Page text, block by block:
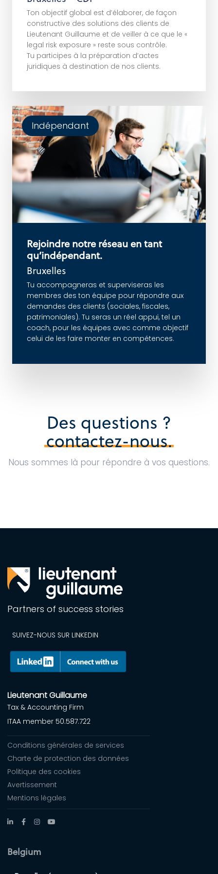
Ton objectif global est d’élaborer, de façon
constructive des solutions des clients de
Lieutenant Guillaume et de veiller à ce que le «
legal risk exposure » reste sous contrôle.
Tu participes à la préparation d’actes
juridiques à destination de nos clients.
Indépendant
Rejoindre notre réseau en tant
qu’indépendant.
Bruxelles
Tu accompagneras et superviseras les
membres des ton équipe pour répondre aux
demandes des clients (sociales, fiscales,
patrimoniales). Tu seras un réel appui, tel un
coach, pour les équipes avec comme objectif
celui de les faire monter en compétences.
Rejoindre notre réseau en tant qu’indépendant.
P
l
u
s
d
e
d
é
t
a
i
l
s
Des questions ?
contactez-nous.
Nous sommes là pour répondre à vos questions.
Partners of success stories
SUIVEZ-NOUS SUR LINKEDIN
Lieutenant Guillaume
Tax & Accounting Firm
ITAA member 50.587.722
Conditions générales de services
Charte de protection des données
Politique des cookies
Avertissement
Mentions légales
Belgium